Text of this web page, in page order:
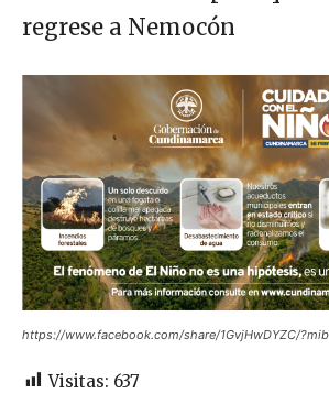
regrese a Nemocón
https://www.facebook.com/share/1GvjHwDYZC/
Visitas: 637